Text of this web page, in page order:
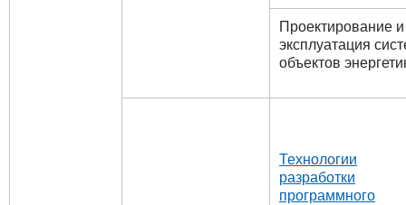
Проектирование и
эксплуатация
объектов
Технологии
разработки
программного